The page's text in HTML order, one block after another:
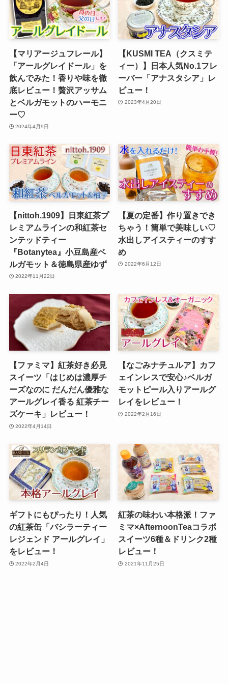
【マリアージュフレール】
「アールグレイドール」を
飲んでみた！香りや味を徹
底レビュー！贅沢アッサム
とベルガモットのハーモニ
ー♡
2024年4月9日
【KUSMI TEA（クスミテ
ィー）】日本人気No.1フレ
ーバー「アナスタシア」レ
ビュー！
2023年4月20日
【nittoh.1909】日東紅茶プ
レミアムラインの和紅茶セ
ンテッドティー
『Botanytea』小豆島産ベ
ルガモット＆徳島県産ゆず
2022年11月22日
【夏の定番】作り置きでき
ちゃう！簡単で美味しい♡
水出しアイスティーのすす
め
2022年6月12日
【ファミマ】紅茶好き必見
スイーツ「はじめは濃厚チ
ーズなのに だんだん優雅な
アールグレイ香る 紅茶チー
ズケーキ」レビュー！
2022年4月14日
【なごみナチュルア】カフ
ェインレスで安心♪ベルガ
モットピール入りアールグ
レイをレビュー！
2022年2月16日
ギフトにもぴったり！人気
の紅茶缶「バシラーティー
レジェンド アールグレイ」
をレビュー！
2022年2月4日
紅茶の味わい本格派！ファ
ミマ×AfternoonTeaコラボ
スイーツ6種＆ドリンク2種
レビュー！
2021年11月25日